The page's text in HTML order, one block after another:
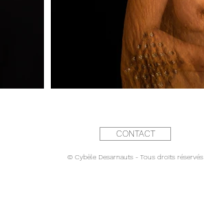
CONTACT
© Cybèle Desarnauts - Tous droits réservés